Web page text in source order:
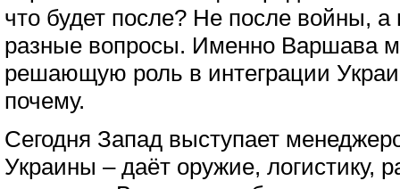
что будет после? Не после войны,
разные вопросы. Именно Варшава
решающую роль в интеграции
почему.
Сегодня Запад выступает
Украины – даёт оружие, логистику,